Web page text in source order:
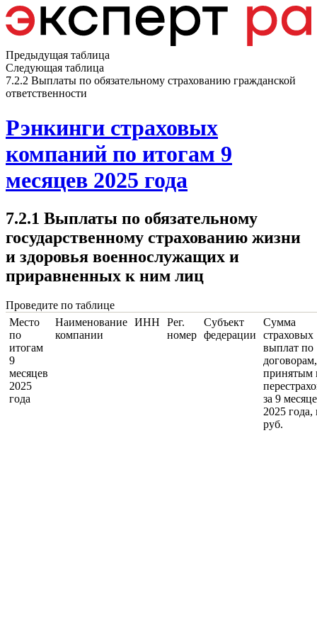
Предыдущая таблица
Следующая таблица
7.2.2 Выплаты по обязательному страхованию гражданской
ответственности
Рэнкинги страховых
компаний по итогам 9
месяцев 2025 года
7.2.1 Выплаты по обязательному
государственному страхованию жизни
и здоровья военнослужащих и
приравненных к ним лиц
Проведите по таблице
Место
по
итогам
9
месяцев
2025
года
Наименование
компании
ИНН
Рег.
номер
Субъект
федерации
Сумма
страховых
выплат по
договорам,
принятым
за 9
2025 года,
руб.